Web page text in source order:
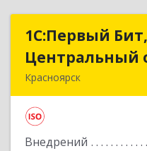
1С:Первый
Центральный
Красноярск
Внедрений